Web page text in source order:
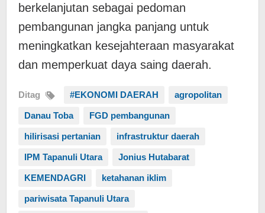
berkelanjutan sebagai pedoman
pembangunan jangka panjang untuk
meningkatkan kesejahteraan masyarakat
dan memperkuat daya saing daerah.
Ditag #EKONOMI DAERAH agropolitan
Danau Toba FGD pembangunan
hilirisasi pertanian infrastruktur daerah
IPM Tapanuli Utara Jonius Hutabarat
KEMENDAGRI ketahanan iklim
pariwisata Tapanuli Utara